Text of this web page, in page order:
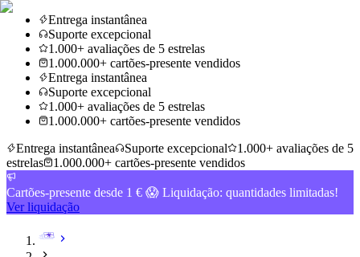
Entrega instantânea
Suporte excepcional
1.000+ avaliações de 5 estrelas
1.000.000+ cartões-presente vendidos
Entrega instantânea
Suporte excepcional
1.000+ avaliações de 5 estrelas
1.000.000+ cartões-presente vendidos
Entrega instantânea
Suporte excepcional
1.000+ avaliações de 5
estrelas
1.000.000+ cartões-presente vendidos
Cartões-presente desde 1 € 😱 Liquidação: quantidades limitadas!
Ver liquidação